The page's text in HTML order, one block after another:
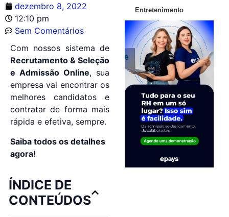
dezembro 8, 2022
12:10 pm
Sem Comentários
Com nossos sistema de
Recrutamento & Seleção
e Admissão Online, sua
empresa vai encontrar os
melhores candidatos e
contratar de forma mais
rápida e efetiva, sempre.
Saiba todos os detalhes
agora!
ÍNDICE DE
CONTEÚDOS
Entretenimento